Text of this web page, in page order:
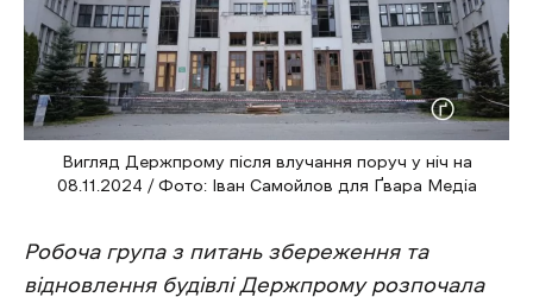
Вигляд Держпрому після влучання поруч у ніч на
08.11.2024 / Фото: Іван Самойлов для Ґвара Медіа
Робоча група з питань збереження та
відновлення будівлі Держпрому розпочала